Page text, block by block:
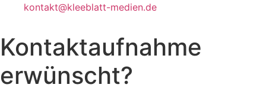
kontakt@kleeblatt-medien.de
Kontaktaufnahme
erwünscht?